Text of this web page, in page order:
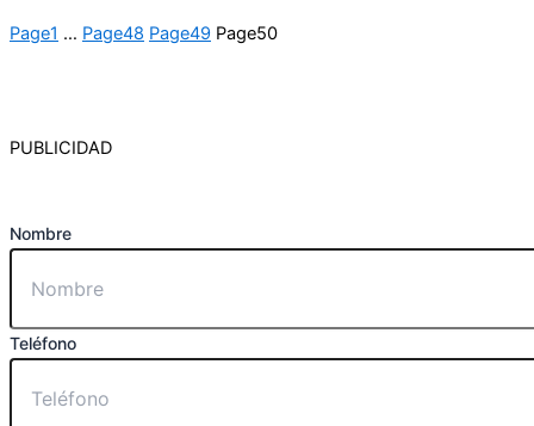
Page1 … Page48 Page49 Page50
PUBLICIDAD
Nombre
Teléfono